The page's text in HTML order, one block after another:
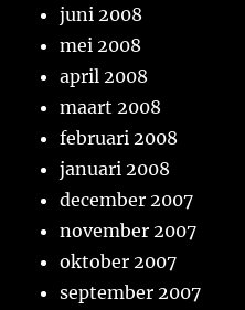
juni 2008
mei 2008
april 2008
maart 2008
februari 2008
januari 2008
december 2007
november 2007
oktober 2007
september 2007